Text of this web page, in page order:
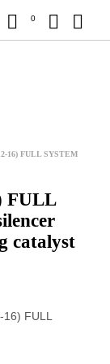
0
16) FULL SYSTEM
FULL
catalyst
FULL